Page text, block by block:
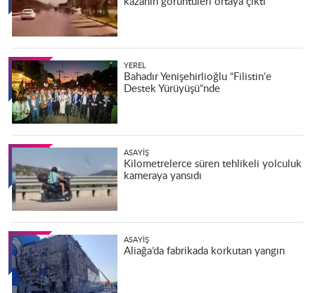
YEREL
Bahadır Yenişehirlioğlu “Filistin’e
Destek Yürüyüşü”nde
ASAYIŞ
Kilometrelerce süren tehlikeli yolculuk
kameraya yansıdı
ASAYIŞ
Aliağa’da fabrikada korkutan yangın